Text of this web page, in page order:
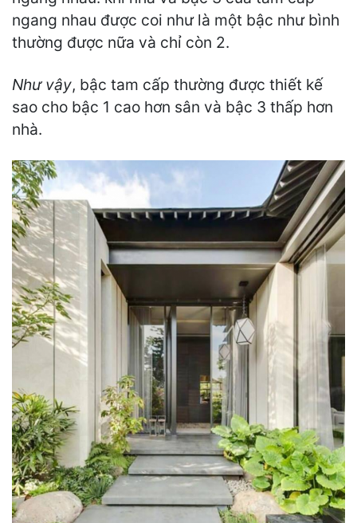
ngang nhau được coi như là một bậc như bình
thường được nữa và chỉ còn 2.
Như vậy, bậc tam cấp thường được thiết kế
sao cho bậc 1 cao hơn sân và bậc 3 thấp hơn
nhà.